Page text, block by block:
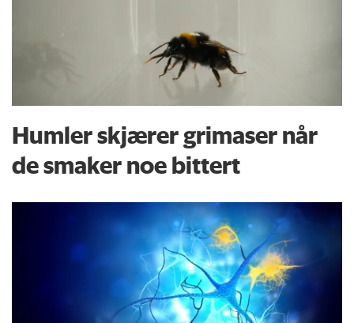
Humler skjærer grimaser når
de smaker noe bittert